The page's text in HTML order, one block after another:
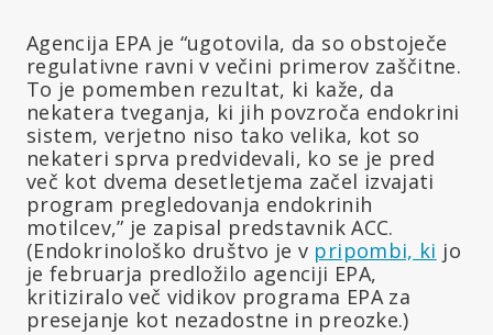
Agencija EPA je “ugotovila, da so obstoječe
regulativne ravni v večini primerov zaščitne.
To je pomemben rezultat, ki kaže, da
nekatera tveganja, ki jih povzroča endokrini
sistem, verjetno niso tako velika, kot so
nekateri sprva predvidevali, ko se je pred
več kot dvema desetletjema začel izvajati
program pregledovanja endokrinih
motilcev,” je zapisal predstavnik ACC.
(Endokrinološko društvo je v pripombi, ki jo
je februarja predložilo agenciji EPA,
kritiziralo več vidikov programa EPA za
presejanje kot nezadostne in preozke.)